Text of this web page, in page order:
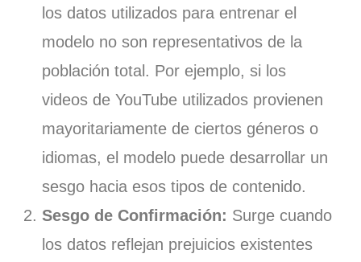
los datos utilizados para entrenar el
modelo no son representativos de la
población total. Por ejemplo, si los
videos de YouTube utilizados provienen
mayoritariamente de ciertos géneros o
idiomas, el modelo puede desarrollar un
sesgo hacia esos tipos de contenido.
Sesgo de Confirmación: Surge cuando
los datos reflejan prejuicios existentes